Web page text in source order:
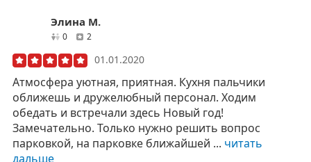
Элина М.
0друзей
2
01.01.2020
Атмосфера уютная, приятная. Кухня пальчики
оближешь и дружелюбный персонал. Ходим
обедать и встречали здесь Новый год!
Замечательно. Только нужно решить вопрос
парковкой, на парковке ближайшей ... читать
дальше